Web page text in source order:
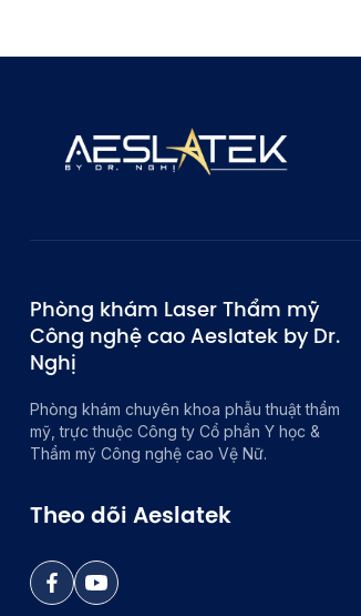
Phòng khám Laser Thẩm mỹ
Công nghệ cao Aeslatek by Dr.
Nghị
Phòng khám chuyên khoa phẫu thuật thẩm
mỹ, trực thuộc Công ty Cổ phần Y học &
Thẩm mỹ Công nghệ cao Vệ Nữ.
Theo dõi Aeslatek